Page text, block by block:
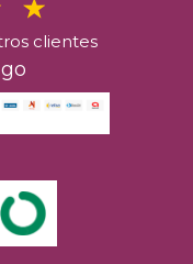
clientes